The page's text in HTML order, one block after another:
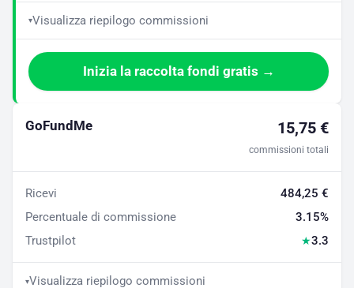
▾Visualizza riepilogo commissioni
Inizia la raccolta fondi gratis →
GoFundMe 15,75 €
commissioni totali
Ricevi
484,25 €
Percentuale di commissione
3.15%
Trustpilot
★3.3
▾Visualizza riepilogo commissioni